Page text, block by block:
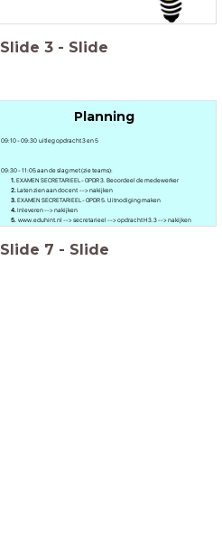
Slide 3 - Slide
Planning
09:10 - 09:30 uitleg opdracht 3 en 5
09:30 - 11:05 aan de slag met (zie teams):
1. EXAMEN SECRETARIEEL - OPDR 3. Beoordeel de medewerker
2. Laten zien aan docent --> nakijken
3. EXAMEN SECRETARIEEL - OPDR 5. Uitnodiging maken
4. Inleveren --> nakijken
5. www.eduhint.nl --> secretarieel --> opdracht H3.3 --> nakijken
Slide 7 - Slide